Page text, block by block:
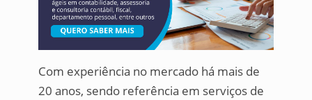
Com experiência no mercado há mais de
20 anos, sendo referência em serviços de